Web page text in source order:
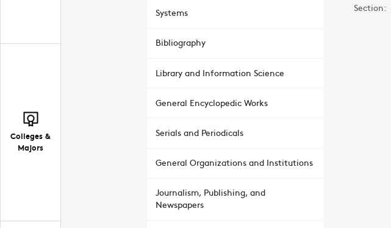
Colleges &
Majors
Systems
Bibliography
Library and Information Science
General Encyclopedic Works
Serials and Periodicals
General Organizations and Institutions
Journalism, Publishing, and
Newspapers
Section: